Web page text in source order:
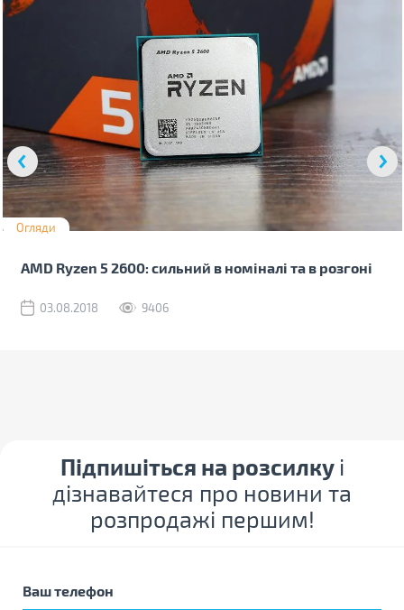
Огляди
AMD Ryzen 5 2600: сильний в номіналі та в розгоні
03.08.2018 9406
Підпишіться на розсилку і
дізнавайтеся про новини та
розпродажі першим!